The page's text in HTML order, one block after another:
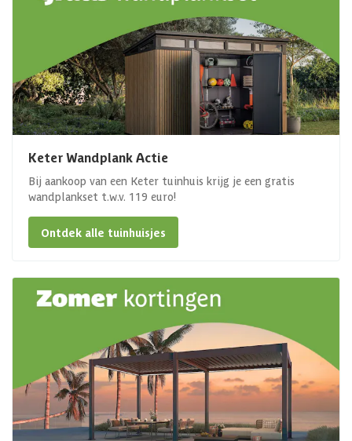
Keter Wandplank Actie
Bij aankoop van een Keter tuinhuis krijg je een gratis
wandplankset t.w.v. 119 euro!
Ontdek alle tuinhuisjes